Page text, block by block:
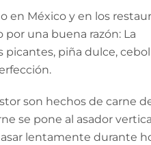
en México y en los
una buena razón: La
piña dulce,
son hechos de carne
se pone al asador
lentamente durante